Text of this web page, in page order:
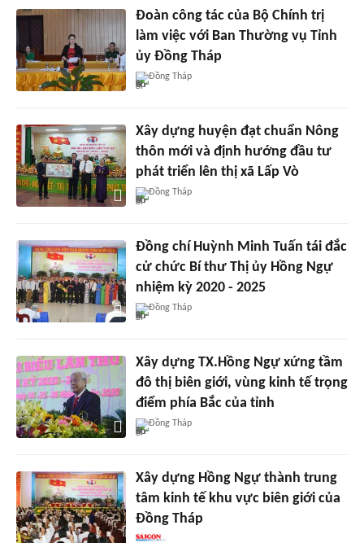
Đoàn công tác của Bộ Chính trị
làm việc với Ban Thường vụ Tỉnh
ủy Đồng Tháp
Đồng Tháp
Xây dựng huyện đạt chuẩn Nông
thôn mới và định hướng đầu tư
phát triển lên thị xã Lấp Vò
Đồng Tháp
Đồng chí Huỳnh Minh Tuấn tái đắc
cử chức Bí thư Thị ủy Hồng Ngự
nhiệm kỳ 2020 - 2025
Đồng Tháp
Xây dựng TX.Hồng Ngự xứng tầm
đô thị biên giới, vùng kinh tế trọng
điểm phía Bắc của tỉnh
Đồng Tháp
Xây dựng Hồng Ngự thành trung
tâm kinh tế khu vực biên giới của
Đồng Tháp